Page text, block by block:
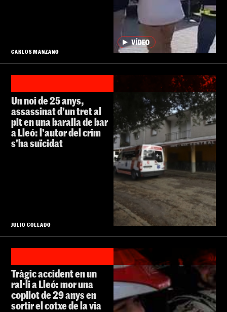
CARLOS MANZANO
Un noi de 25 anys,
assassinat d'un tret al
pit en una baralla de bar
a Lleó: l'autor del crim
s'ha suïcidat
JULIO COLLADO
Tràgic accident en un
ral·li a Lleó: mor una
copilot de 29 anys en
sortir el cotxe de la via